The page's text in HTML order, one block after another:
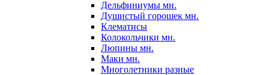
Дельфиниумы мн.
Душистый горошек мн.
Клематисы
Колокольчики мн.
Люпины мн.
Маки мн.
Многолетники разные